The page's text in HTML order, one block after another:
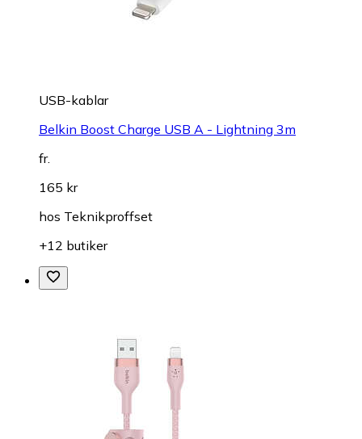
USB-kablar
Belkin Boost Charge USB A - Lightning 3m
fr.
165 kr
hos Teknikproffset
+12 butiker